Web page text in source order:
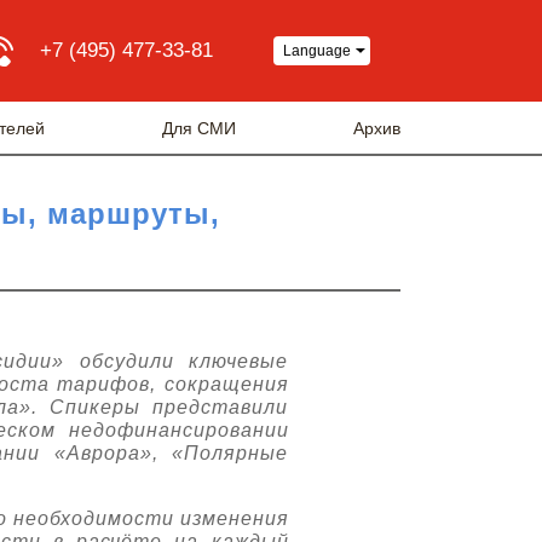
+7 (495) 477-33-81 Language
Для СМИ Архив
маршруты,
обсудили ключевые
тарифов, сокращения
Спикеры представили
недофинансировании
«Аврора», «Полярные
необходимости изменения